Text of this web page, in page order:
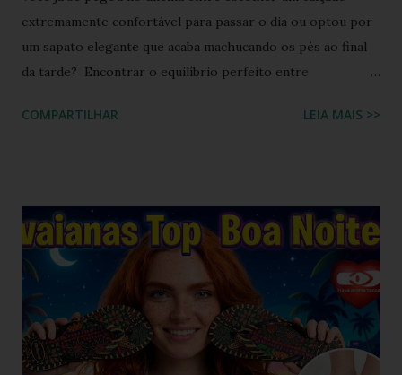
extremamente confortável para passar o dia ou optou por
um sapato elegante que acaba machucando os pés ao final
da tarde? Encontrar o equilíbrio perfeito entre
costumava ser um desafio na moda feminina e urbana.
2000, o famoso scrunchie aquele elástico de cabelo
revestido de tecido franzido conquistou passarelas, vitrines
e o guarda-roupa das principais influenciadoras de moda.
Percebendo esse movimento de resgate retrô com toque
contemporâneo, a Havaianas trouxe uma inovação que une
o melhor dos dois mundos. O Chinelo Havaianas Top
COMPARTILHAR LEIA MAIS >>